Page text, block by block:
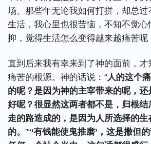
场。那些年无论我如何打拼，却总过
生活，我心里也很苦恼，不知不觉心
抑，觉得生活怎么变得越来越痛苦呢
直到后来我有幸来到了神的面前，才
痛苦的根源。神的话说：“人的这个
的呢？是因为神的主宰带来的呢，
好呢？很显然这两者都不是，归根
走的路造成的，是因为人所选择的生
的。 ”“‘有钱能使鬼推磨’，这是撒但